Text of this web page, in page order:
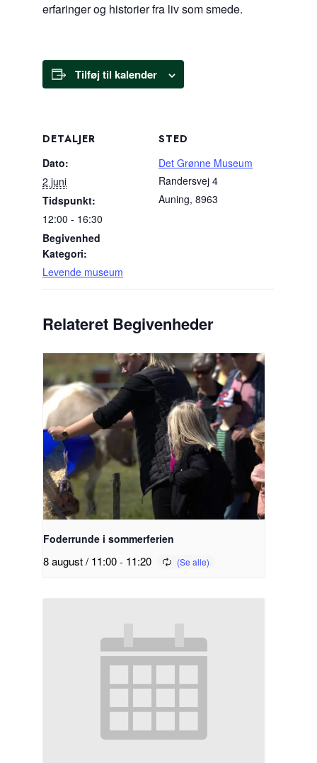
erfaringer og historier fra liv som smede.
Tilføj til kalender
DETALJER
Dato:
2 juni
Tidspunkt:
12:00 - 16:30
Begivenhed
Kategori:
Levende museum
STED
Det Grønne Museum
Randersvej 4
Auning, 8963
Relateret Begivenheder
Foderrunde i sommerferien
8 august / 11:00- 11:20